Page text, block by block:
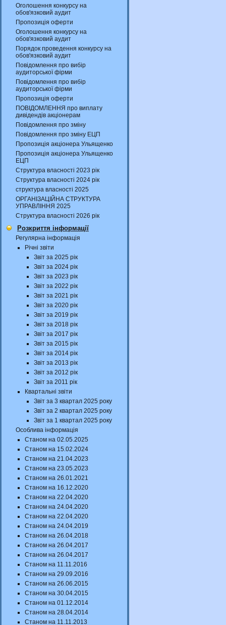
Оголошення конкурсу на
обов'язковий аудит
Пропозиція оферти
Оголошення конкурсу на
обов'язковий аудит
Порядок проведення конкурсу на
обов'язковий аудит
Повідомлення про вибір
аудиторської фірми
Повідомлення про вибір
аудиторської фірми
Пропозиція оферти
ПОВІДОМЛЕННЯ про виплату
дивідендів акціонерам
Повідомлення про зміну
Повідомлення про зміну ЕЦП
Пропозиція акціонера Ульященко
Пропозиція акціонера Ульященко
ЕЦП
Структура власності 2023 рік
Структура власності 2024 рік
структура власності 2025
ОРГАНІЗАЦІЙНА СТРУКТУРА
УПРАВЛІННЯ 2025
Структура власності 2026 рік
Розкриття інформації
Регулярна інформація
Річні звіти
Звіт за 2025 рік
Звіт за 2024 рік
Звіт за 2023 рік
Звіт за 2022 рік
Звіт за 2021 рік
Звіт за 2020 рік
Звіт за 2019 рік
Звіт за 2018 рік
Звіт за 2017 рік
Звіт за 2015 рік
Звіт за 2014 рік
Звіт за 2013 рік
Звіт за 2012 рік
Звіт за 2011 рік
Квартальні звіти
Звіт за 3 квартал 2025 року
Звіт за 2 квартал 2025 року
Звіт за 1 квартал 2025 року
Особлива інформація
Станом на 02.05.2025
Станом на 15.02.2024
Станом на 21.04.2023
Станом на 23.05.2023
Станом на 26.01.2021
Станом на 16.12.2020
Станом на 22.04.2020
Станом на 24.04.2020
Станом на 22.04.2020
Станом на 24.04.2019
Станом на 26.04.2018
Станом на 26.04.2017
Станом на 26.04.2017
Станом на 11.11.2016
Станом на 29.09.2016
Станом на 26.06.2015
Станом на 30.04.2015
Станом на 01.12.2014
Станом на 28.04.2014
Станом на 11.11.2013